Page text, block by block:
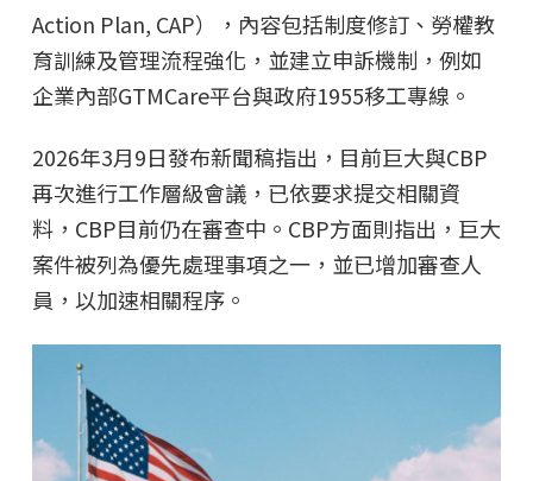
Action Plan, CAP），內容包括制度修訂、勞權教
育訓練及管理流程強化，並建立申訴機制，例如
企業內部GTMCare平台與政府1955移工專線。
2026年3月9日發布新聞稿指出，目前巨大與CBP
再次進行工作層級會議，已依要求提交相關資
料，CBP目前仍在審查中。CBP方面則指出，巨大
案件被列為優先處理事項之一，並已增加審查人
員，以加速相關程序。